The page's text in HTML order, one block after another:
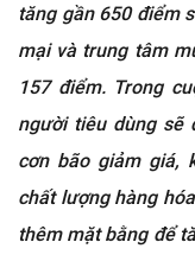
tăng gần 650 điểm
mại và trung tâm
157 điểm. Trong
người tiêu dùng sẽ
cơn bão giảm giá,
chất lượng hàng
thêm mặt bằng để